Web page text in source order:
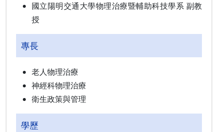
國立陽明交通大學物理治療暨輔助科技學系 副教
授
專長
老人物理治療
神經科物理治療
衛生政策與管理
學歷